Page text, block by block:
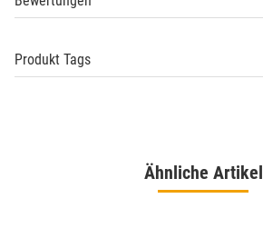
Produkt Tags
Ähnliche Artikel